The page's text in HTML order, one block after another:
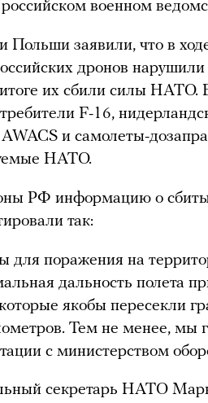
военном
Польши заявили, что в
дронов
их сбили силы НАТО.
F-16,
и самолеты-
НАТО.
РФ информацию о
так:
для поражения на
дальность полета
якобы пересекли
Тем не менее, мы
с министерством
секретарь НАТО